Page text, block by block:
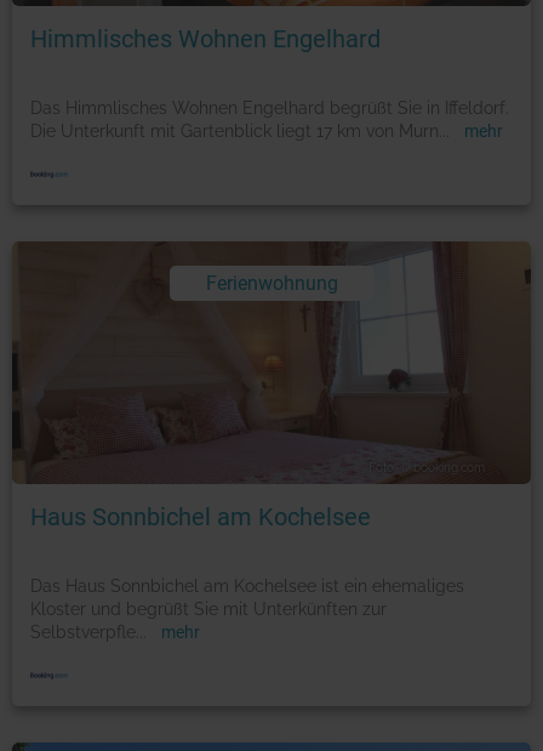
Himmlisches Wohnen Engelhard
Das Himmlisches Wohnen Engelhard begrüßt Sie in Iffeldorf.
Die Unterkunft mit Gartenblick liegt 17 km von Murn
mehr
Ferienwohnung
Foto: © booking.com
Haus Sonnbichel am Kochelsee
Das Haus Sonnbichel am Kochelsee ist ein ehemaliges
Kloster und begrüßt Sie mit Unterkünften zur
Selbstverpfle
mehr